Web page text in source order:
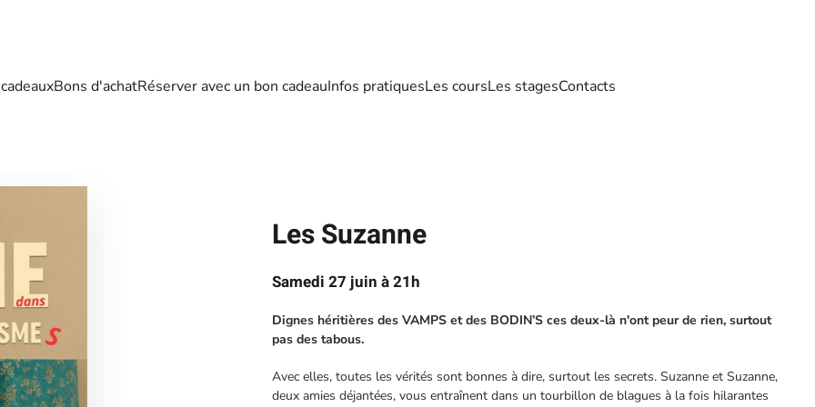
Bons d'achatRéserver avec un bon cadeauInfos pratiquesLes coursLes stagesContacts
Les Suzanne
Samedi 27 juin à 21h
Dignes héritières des VAMPS et des BODIN’S ces deux-là n'ont peur de rien, surtout
pas des tabous.
Avec elles, toutes les vérités sont bonnes à dire, surtout les secrets. Suzanne et Suzanne,
deux amies déjantées, vous entraînent dans un tourbillon de blagues à la fois hilarantes